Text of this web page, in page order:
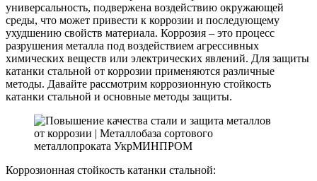
универсальность, подвержена воздействию окружающей
среды, что может привести к коррозии и последующему
ухудшению свойств материала. Коррозия – это процесс
разрушения металла под воздействием агрессивных
химических веществ или электрических явлений. Для защиты
катанки стальной от коррозии применяются различные
методы. Давайте рассмотрим коррозионную стойкость
катанки стальной и основные методы защиты.
Коррозионная стойкость катанки стальной: